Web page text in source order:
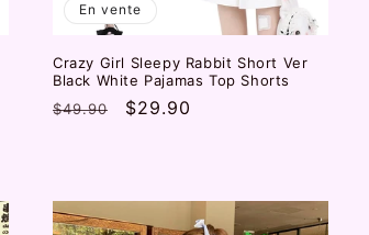
En vente
Crazy Girl Sleepy Rabbit Short Ver
Black White Pajamas Top Shorts
Prix
$49.90
Prix
$29.90